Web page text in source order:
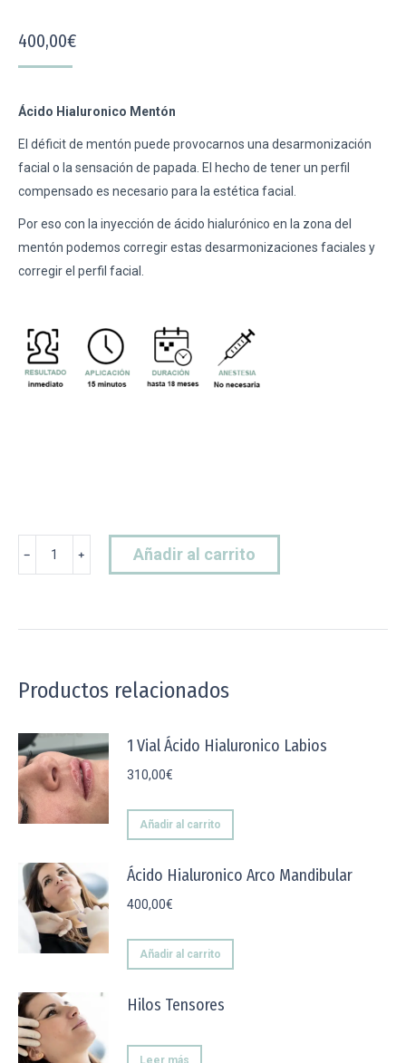
400,00€
Ácido Hialuronico Mentón
El déficit de mentón puede provocarnos una desarmonización
facial o la sensación de papada. El hecho de tener un perfil
compensado es necesario para la estética facial.
Por eso con la inyección de ácido hialurónico en la zona del
mentón podemos corregir estas desarmonizaciones faciales y
corregir el perfil facial.
﹣ ﹢ Añadir al carrito
Productos relacionados
1 Vial Ácido Hialuronico Labios
310,00€
Añadir al carrito
Ácido Hialuronico Arco Mandibular
400,00€
Añadir al carrito
Hilos Tensores